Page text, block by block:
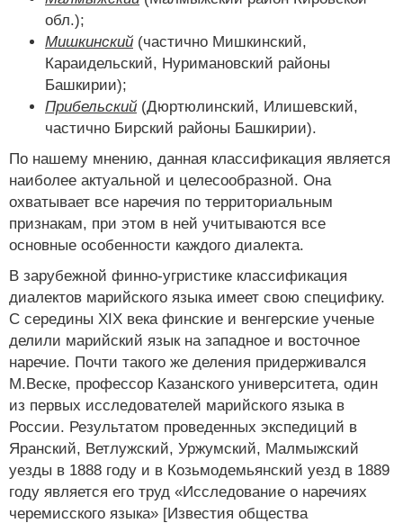
обл.);
Мишкинский (частично Мишкинский,
Караидельский, Нуримановский районы
Башкирии);
Прибельский (Дюртюлинский, Илишевский,
частично Бирский районы Башкирии).
По нашему мнению, данная классификация является
наиболее актуальной и целесообразной. Она
охватывает все наречия по территориальным
признакам, при этом в ней учитываются все
основные особенности каждого диалекта.
В зарубежной финно-угристике классификация
диалектов марийского языка имеет свою специфику.
С середины XIX века финские и венгерские ученые
делили марийский язык на западное и восточное
наречие. Почти такого же деления придерживался
М.Веске, профессор Казанского университета, один
из первых исследователей марийского языка в
России. Результатом проведенных экспедиций в
Яранский, Ветлужский, Уржумский, Малмыжский
уезды в 1888 году и в Козьмодемьянский уезд в 1889
году является его труд «Исследование о наречиях
черемисского языка» [Известия общества